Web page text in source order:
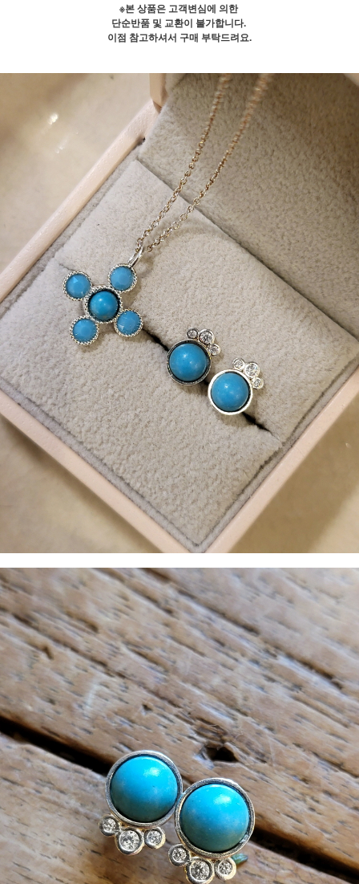
※본 상품은 고객변심에 의한
단순반품 및 교환이 불가합니다.
이점 참고하셔서 구매 부탁드려요.